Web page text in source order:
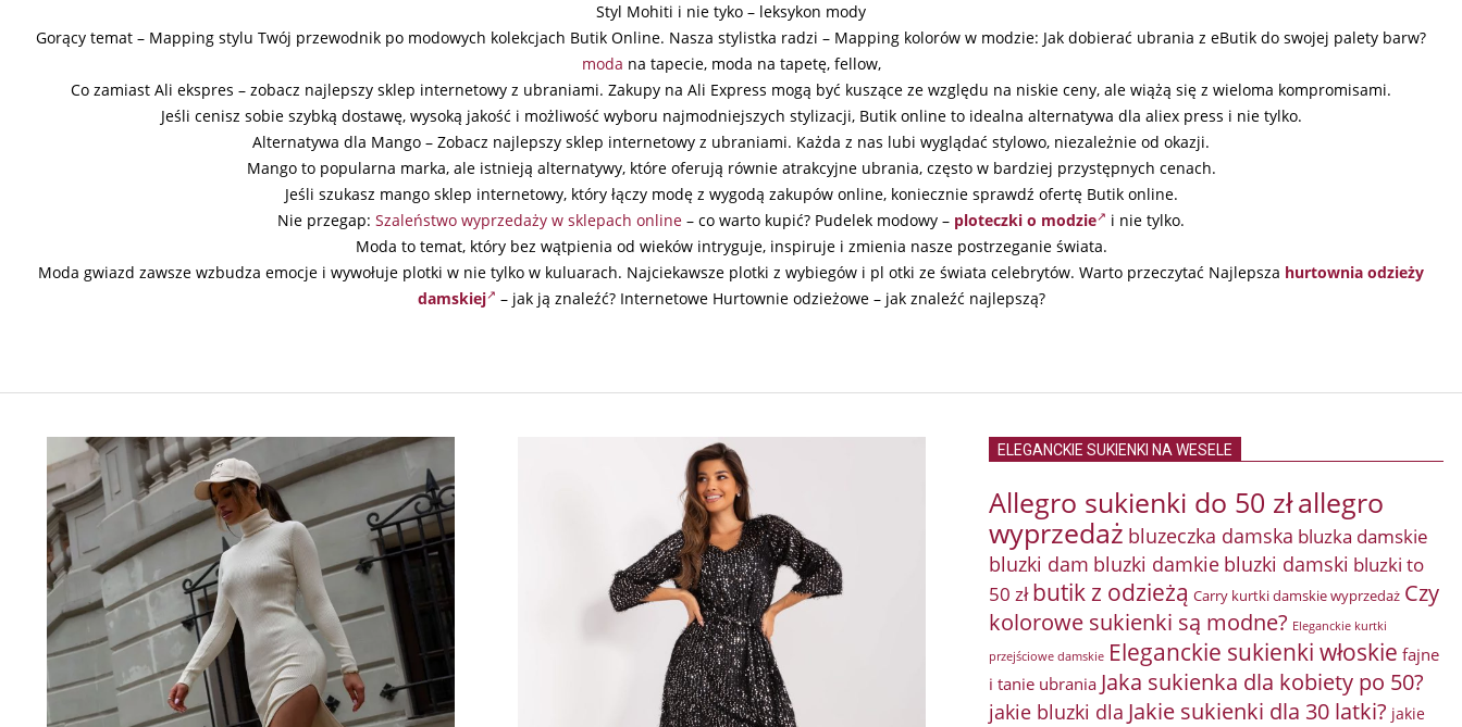
Styl Mohiti i nie tyko – leksykon mody
Gorący temat – Mapping stylu Twój przewodnik po modowych kolekcjach Butik Online. Nasza stylistka radzi – Mapping kolorów w modzie: Jak dobierać ubrania z eButik do swojej palety barw?
moda na tapecie, moda na tapetę, fellow,
Co zamiast Ali ekspres – zobacz najlepszy sklep internetowy z ubraniami. Zakupy na Ali Express mogą być kuszące ze względu na niskie ceny, ale wiążą się z wieloma kompromisami.
Jeśli cenisz sobie szybką dostawę, wysoką jakość i możliwość wyboru najmodniejszych stylizacji, Butik online to idealna alternatywa dla aliex press i nie tylko.
Alternatywa dla Mango – Zobacz najlepszy sklep internetowy z ubraniami. Każda z nas lubi wyglądać stylowo, niezależnie od okazji.
Mango to popularna marka, ale istnieją alternatywy, które oferują równie atrakcyjne ubrania, często w bardziej przystępnych cenach.
Jeśli szukasz mango sklep internetowy, który łączy modę z wygodą zakupów online, koniecznie sprawdź ofertę Butik online.
Nie przegap: Szaleństwo wyprzedaży w sklepach online – co warto kupić? Pudelek modowy – ploteczki o modzie
i nie tylko.
Moda to temat, który bez wątpienia od wieków intryguje, inspiruje i zmienia nasze postrzeganie świata.
Moda gwiazd zawsze wzbudza emocje i wywołuje plotki w nie tylko w kuluarach. Najciekawsze plotki z wybiegów i pl otki ze świata celebrytów. Warto przeczytać Najlepsza hurtownia odzieży
damskiej
– jak ją znaleźć? Internetowe Hurtownie odzieżowe – jak znaleźć najlepszą?
ELEGANCKIE SUKIENKI NA WESELE
Allegro sukienki do 50 złallegro
wyprzedaż bluzeczka damska bluzka damskie
bluzki dam bluzki damkie bluzki damski bluzki to
50 zł butik z odzieżą Carry kurtki damskie wyprzedaż Czy
kolorowe sukienki są modne? Eleganckie kurtki
przejściowe damskie Eleganckie sukienki włoskie fajne
i tanie ubrania Jaka sukienka dla kobiety po 50?
jakie bluzki dla Jakie sukienki dla 30 latki? jakie